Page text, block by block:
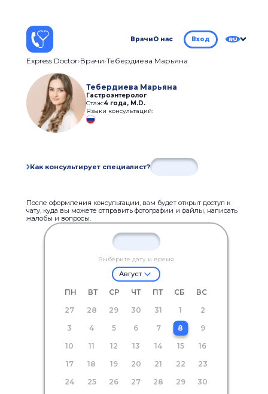
ВрачиО нас Вход RU
Express Doctor Врачи Тебердиева Марьяна
Тебердиева Марьяна
Гастроэнтеролог
Стаж:4 года, M.D.
Языки консультаций:
Как консультирует специалист?
После оформления консультации, вам будет открыт доступ к
чату, куда вы можете отправить фотографии и файлы, написать
жалобы и вопросы.
Выберите дату и время
Август
ПН ВТ СР ЧТ ПТ СБ
ВС
27
28 29 30 31 1
2
3
4 5 6 7 8
9
10
11 12 13 14 15
16
17
18 19 20 21 22
23
24
25 26 27 28 29
30